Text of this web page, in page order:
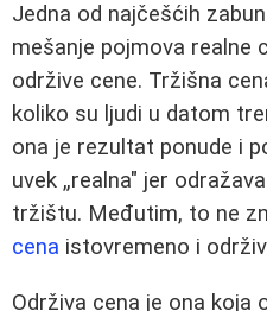
Jedna od najčešćih
mešanje pojmova realne
održive cene. Tržišna
koliko su ljudi u datom
ona je rezultat ponude i
uvek „realna" jer
tržištu. Međutim, to ne
cena istovremeno i
Održiva cena je ona koja